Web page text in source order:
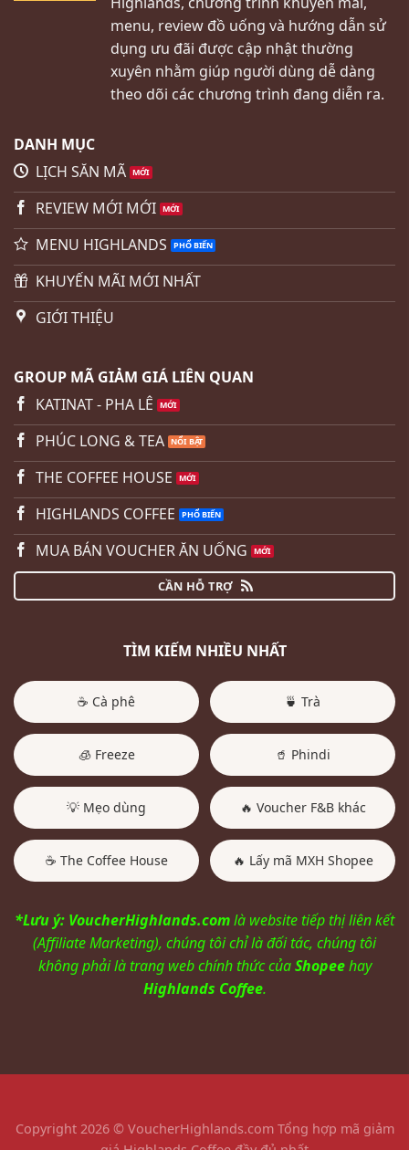
menu, review đồ uống và hướng dẫn sử
dụng ưu đãi được cập nhật thường
xuyên nhằm giúp người dùng dễ dàng
theo dõi các chương trình đang diễn ra.
DANH MỤC
LỊCH SĂN MÃ
REVIEW MỚI MỚI
MENU HIGHLANDS
KHUYẾN MÃI MỚI NHẤT
GIỚI THIỆU
GROUP MÃ GIẢM GIÁ LIÊN QUAN
KATINAT - PHA LÊ
PHÚC LONG & TEA
THE COFFEE HOUSE
HIGHLANDS COFFEE
MUA BÁN VOUCHER ĂN UỐNG
CẦN HỖ TRỢ
TÌM KIẾM NHIỀU NHẤT
☕ Cà phê 🍵 Trà
🧊 Freeze 🥤 Phindi
💡 Mẹo dùng 🔥 Voucher F&B khác
☕ The Coffee House 🔥 Lấy mã MXH Shopee
*Lưu ý: VoucherHighlands.comlà website tiếp thị liên kết
(Affiliate Marketing), chúng tôi chỉ là đối tác, chúng tôi
không phải là trang web chính thức củaShopeehay
Highlands Coffee.
Copyright 2026 © VoucherHighlands.com Tổng hợp mã giảm